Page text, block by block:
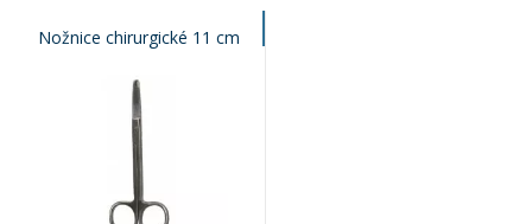
Nožnice chirurgické 11 cm